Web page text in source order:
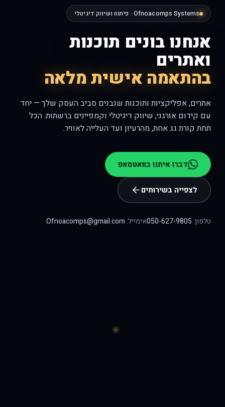
Ofnoacomps Systems · פיתוח ושיווק דיגיטלי
אנחנו בונים תוכנות
ואתרים
בהתאמה אישית מלאה
אתרים, אפליקציות ותוכנות שנבנים סביב העסק שלך — יחד
עם קידום אורגני, שיווק דיגיטלי וקמפיינים ברשתות. הכל
תחת קורת גג אחת, מהרעיון ועד העלייה לאוויר.
דברו איתנו בוואטסאפ
לצפייה בשירותים
טלפון:050-627-9805 אימייל:Ofnoacomps@gmail.com